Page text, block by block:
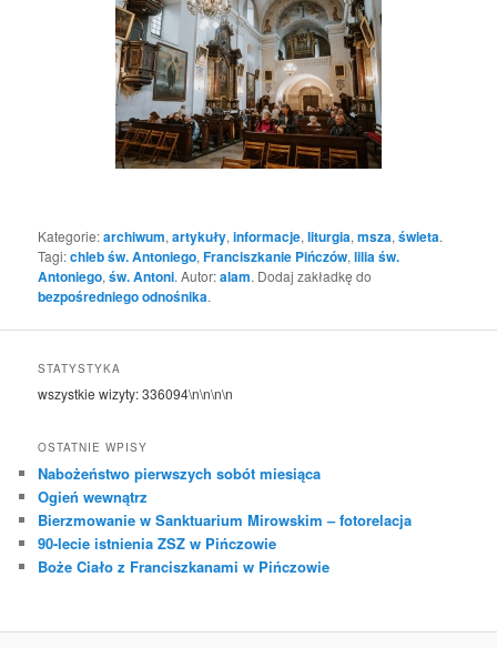
Kategorie:archiwum,artykuły,informacje,liturgia,msza,świeta.
Tagi:chleb św. Antoniego,Franciszkanie Pińczów,lilia św.
Antoniego,św. Antoni. Autor:alam. Dodaj zakładkę do
bezpośredniego odnośnika.
STATYSTYKA
wszystkie wizyty:336094\n\n\n\n
OSTATNIE WPISY
Nabożeństwo pierwszych sobót miesiąca
Ogień wewnątrz
Bierzmowanie w Sanktuarium Mirowskim – fotorelacja
90-lecie istnienia ZSZ w Pińczowie
Boże Ciało z Franciszkanami w Pińczowie